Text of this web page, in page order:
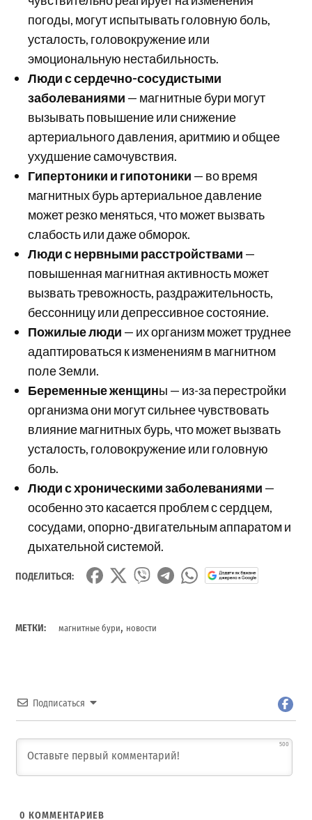
погоды, могут испытывать головную боль,
усталость, головокружение или
эмоциональную нестабильность.
Люди с сердечно-сосудистыми
заболеваниями — магнитные бури могут
вызывать повышение или снижение
артериального давления, аритмию и общее
ухудшение самочувствия.
Гипертоники и гипотоники — во время
магнитных бурь артериальное давление
может резко меняться, что может вызвать
слабость или даже обморок.
Люди с нервными расстройствами —
повышенная магнитная активность может
вызвать тревожность, раздражительность,
бессонницу или депрессивное состояние.
Пожилые люди — их организм может труднее
адаптироваться к изменениям в магнитном
поле Земли.
Беременные женщины — из-за перестройки
организма они могут сильнее чувствовать
влияние магнитных бурь, что может вызвать
усталость, головокружение или головную
боль.
Люди с хроническими заболеваниями —
особенно это касается проблем с сердцем,
сосудами, опорно-двигательным аппаратом и
дыхательной системой.
ПОДЕЛИТЬСЯ:
МЕТКИ: магнитные бури, новости
Подписаться
500
0 КОММЕНТАРИЕВ